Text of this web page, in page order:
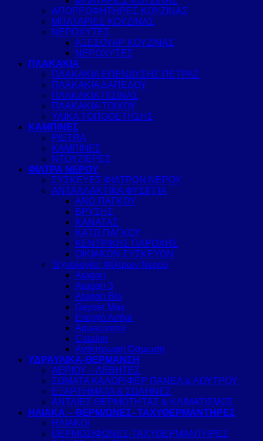
ΑΠΟΡΡΟΦΗΤΗΡΕΣ ΚΟΥΖΙΝΑΣ
ΜΠΑΤΑΡΙΕΣ ΚΟΥΖΙΝΑΣ
ΝΕΡΟΧΥΤΕΣ
ΑΞΕΣΟΥΑΡ ΚΟΥΖΙΝΑΣ
ΝΕΡΟΧΥΤΕΣ
ΠΛΑΚΑΚΙΑ
ΠΛΑΚΑΚΙΑ ΕΠΕΝΔΥΣΗΣ ΠΕΤΡΑΣ
ΠΛΑΚΑΚΙΑ ΔΑΠΕΔΟΥ
ΠΛΑΚΑΚΙΑ ΠΙΣΙΝΑΣ
ΠΛΑΚΑΚΙΑ ΤΟΙΧΟΥ
ΥΛΙΚΑ ΤΟΠΟΘΕΤΗΣΗΣ
ΚΑΜΠΙΝΕΣ
PIETRA
ΚΑΜΠΙΝΕΣ
ΝΤΟΥΖΙΕΡΕΣ
ΦΙΛΤΡΑ ΝΕΡΟΥ
ΣΥΣΚΕΥΕΣ ΦΙΛΤΡΩΝ ΝΕΡΟΥ
ΑΝΤΑΛΛΑΚΤΙΚΑ ΦΥΣΙΓΓΙΑ
ΑΝΩ ΠΑΓΚΟΥ
ΒΡΥΣΗΣ
ΚΑΝΑΤΑΣ
ΚΑΤΩ ΠΑΓΚΟΥ
ΚΕΝΤΡΙΚΗΣ ΠΑΡΟΧΗΣ
ΟΙΚΙΑΚΩΝ ΣΥΣΚΕΥΩΝ
Τεχνολογίες Φίλτρων Νερού
Aragon
Aragon 3
Aragon Bio
Geyser Max
Ενεργό Ασήμι
Aquacontrol
Catalon
Αντίστρωφη Όσμωση
ΥΔΡΑΥΛΙΚΑ-ΘΕΡΜΑΝΣΗ
ΑΕΡΙΟΥ – ΛΕΒΗΤΕΣ
ΣΩΜΑΤΑ ΚΑΛΟΡΙΦΕΡ ΠΑΝΕΛ & ΛΟΥΤΡΟΥ
ΕΞΑΡΤΗΜΑΤΑ & ΣΩΛΗΝΕΣ
ΑΝΤΛΙΕΣ ΘΕΡΜΟΤΗΤΑΣ & ΚΛΙΜΑΤΙΣΜΟΣ
ΗΛΙΑΚΑ – ΘΕΡΜ/ΩΝΕΣ- ΤΑΧΥΘΕΡΜΑΝΤΗΡΕΣ
ΗΛΙΑΚΟΙ
ΘΕΡΜΟΣΙΦΩΝΕΣ-ΤΑΧΥΘΕΡΜΑΝΤΗΡΕΣ